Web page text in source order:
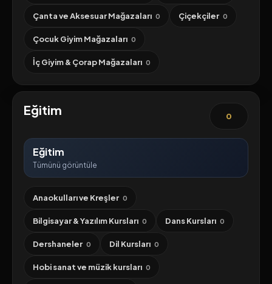
Çanta ve Aksesuar Mağazaları 0 Çiçekçiler 0
Çocuk Giyim Mağazaları 0
İç Giyim & Çorap Mağazaları 0
Eğitim 0
Eğitim
Tümünü görüntüle
Anaokulları ve Kreşler 0
Bilgisayar & Yazılım Kursları 0 Dans Kursları 0
Dershaneler 0 Dil Kursları 0
Hobi sanat ve müzik kursları 0